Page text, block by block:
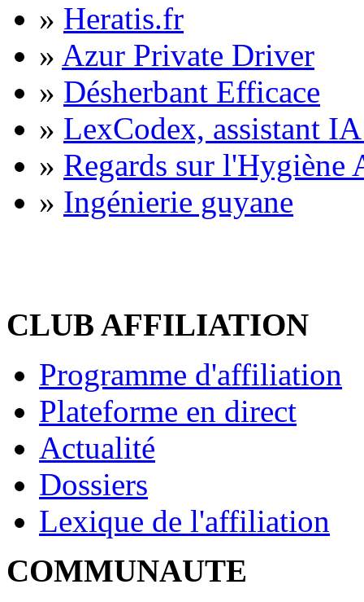
» Heratis.fr
» Azur Private Driver
» Désherbant Efficace
» LexCodex, assistant
» Regards sur l'Hygiène
» Ingénierie guyane
CLUB AFFILIATION
Programme d'affiliation
Plateforme en direct
Actualité
Dossiers
Lexique de l'affiliation
COMMUNAUTE